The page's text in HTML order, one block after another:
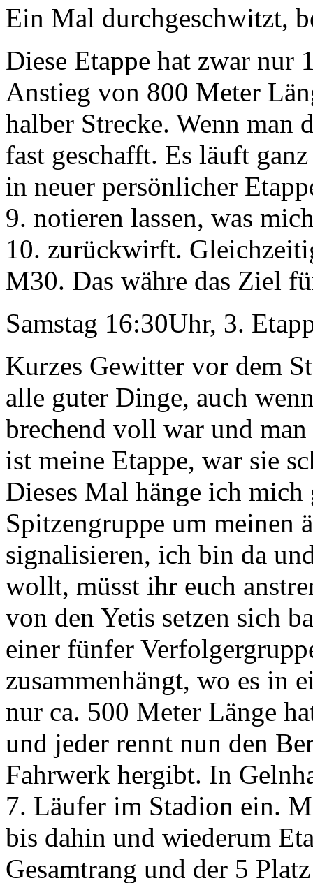
Ein Mal durchgeschwitzt,
Diese Etappe hat zwar nur
Anstieg von 800 Meter
halber Strecke. Wenn man
fast geschafft. Es läuft
in neuer persönlicher
9. notieren lassen, was
10. zurückwirft.
M30. Das währe das Ziel
Samstag 16:30Uhr, 3.
Kurzes Gewitter vor dem
alle guter Dinge, auch
brechend voll war und
ist meine Etappe, war sie
Dieses Mal hänge ich
Spitzengruppe um meinen
signalisieren, ich bin da
wollt, müsst ihr euch
von den Yetis setzen sich
einer fünfer
zusammenhängt, wo es in
nur ca. 500 Meter Länge
und jeder rennt nun den
Fahrwerk hergibt. In
7. Läufer im Stadion ein.
bis dahin und wiederum
Gesamtrang und der 5